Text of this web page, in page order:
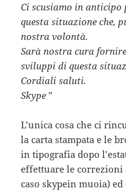
Ci scusiamo in
questa situazione che,
nostra volontà.
Sarà nostra cura
sviluppi di questa
Cordiali saluti.
Skype ”
L’unica cosa che ci
la carta stampata e le
in tipografia dopo
effettuare le
caso skypein muoia)